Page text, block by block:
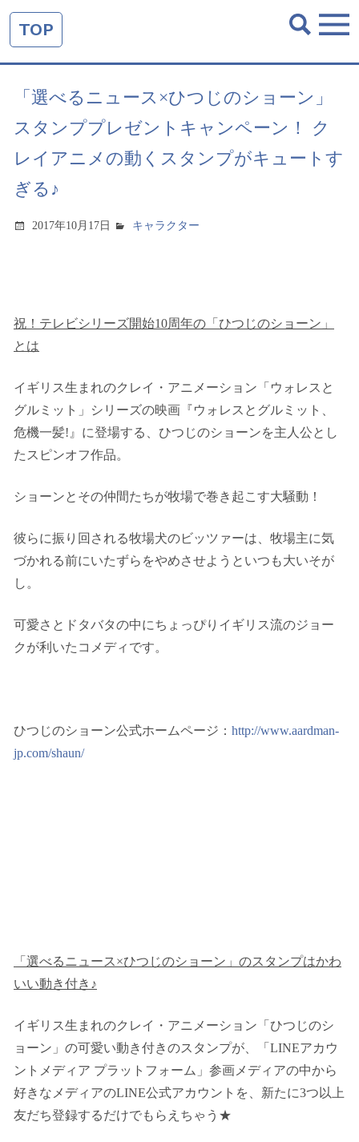
TOP
「選べるニュース×ひつじのショーン」
スタンププレゼントキャンペーン！ ク
レイアニメの動くスタンプがキュートす
ぎる♪
2017年10月17日 キャラクター
祝！テレビシリーズ開始10周年の「ひつじのショーン」
とは
イギリス生まれのクレイ・アニメーション「ウォレスと
グルミット」シリーズの映画『ウォレスとグルミット、
危機一髪!』に登場する、ひつじのショーンを主人公とし
たスピンオフ作品。
ショーンとその仲間たちが牧場で巻き起こす大騒動！
彼らに振り回される牧場犬のビッツァーは、牧場主に気
づかれる前にいたずらをやめさせようといつも大いそが
し。
可愛さとドタバタの中にちょっぴりイギリス流のジョー
クが利いたコメディです。
ひつじのショーン公式ホームページ： http://www.aardman-
jp.com/shaun/
「選べるニュース×ひつじのショーン」のスタンプはかわ
いい動き付き♪
イギリス生まれのクレイ・アニメーション「ひつじのシ
ョーン」の可愛い動き付きのスタンプが、「LINEアカウ
ントメディア プラットフォーム」参画メディアの中から
好きなメディアのLINE公式アカウントを、新たに3つ以上
友だち登録するだけでもらえちゃう★